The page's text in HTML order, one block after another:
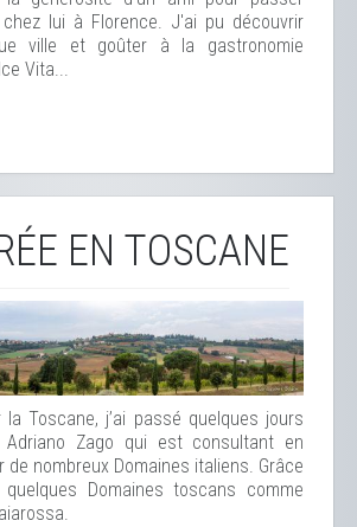
lui à Florence. J'ai pu découvrir
ville et goûter à la gastronomie
Vita...
EN TOSCANE
Toscane, j’ai passé quelques jours
Zago qui est consultant en
de nombreux Domaines italiens. Grâce
Domaines toscans comme